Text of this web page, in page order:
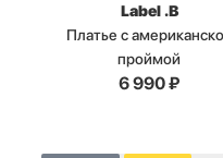
Label .B
Платье с
проймой
6 990₽